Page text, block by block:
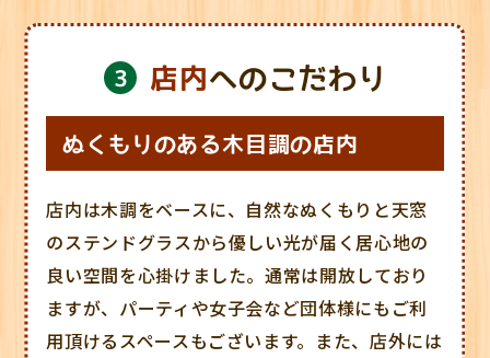
店内へのこだわり
ぬくもりのある木目調の店内
店内は木調をベースに、自然なぬくもりと天窓
のステンドグラスから優しい光が届く居心地の
良い空間を心掛けました。通常は開放しており
ますが、パーティや女子会など団体様にもご利
用頂けるスペースもございます。また、店外には